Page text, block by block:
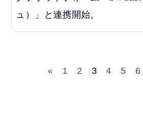
ュ）」と連携開始。
« 1 2 3 4 5 6